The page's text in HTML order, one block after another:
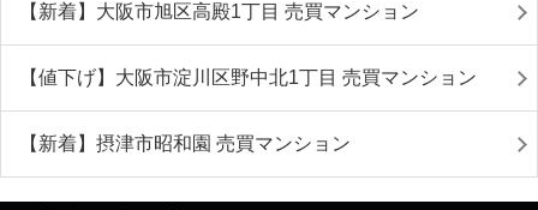
【新着】大阪市旭区高殿1丁目 売買マンション
【値下げ】大阪市淀川区野中北1丁目 売買マンション
【新着】摂津市昭和園 売買マンション